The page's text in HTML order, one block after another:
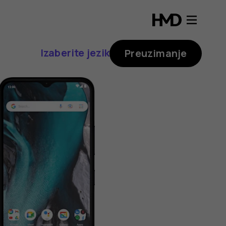
Izaberite jezik Preuzimanje